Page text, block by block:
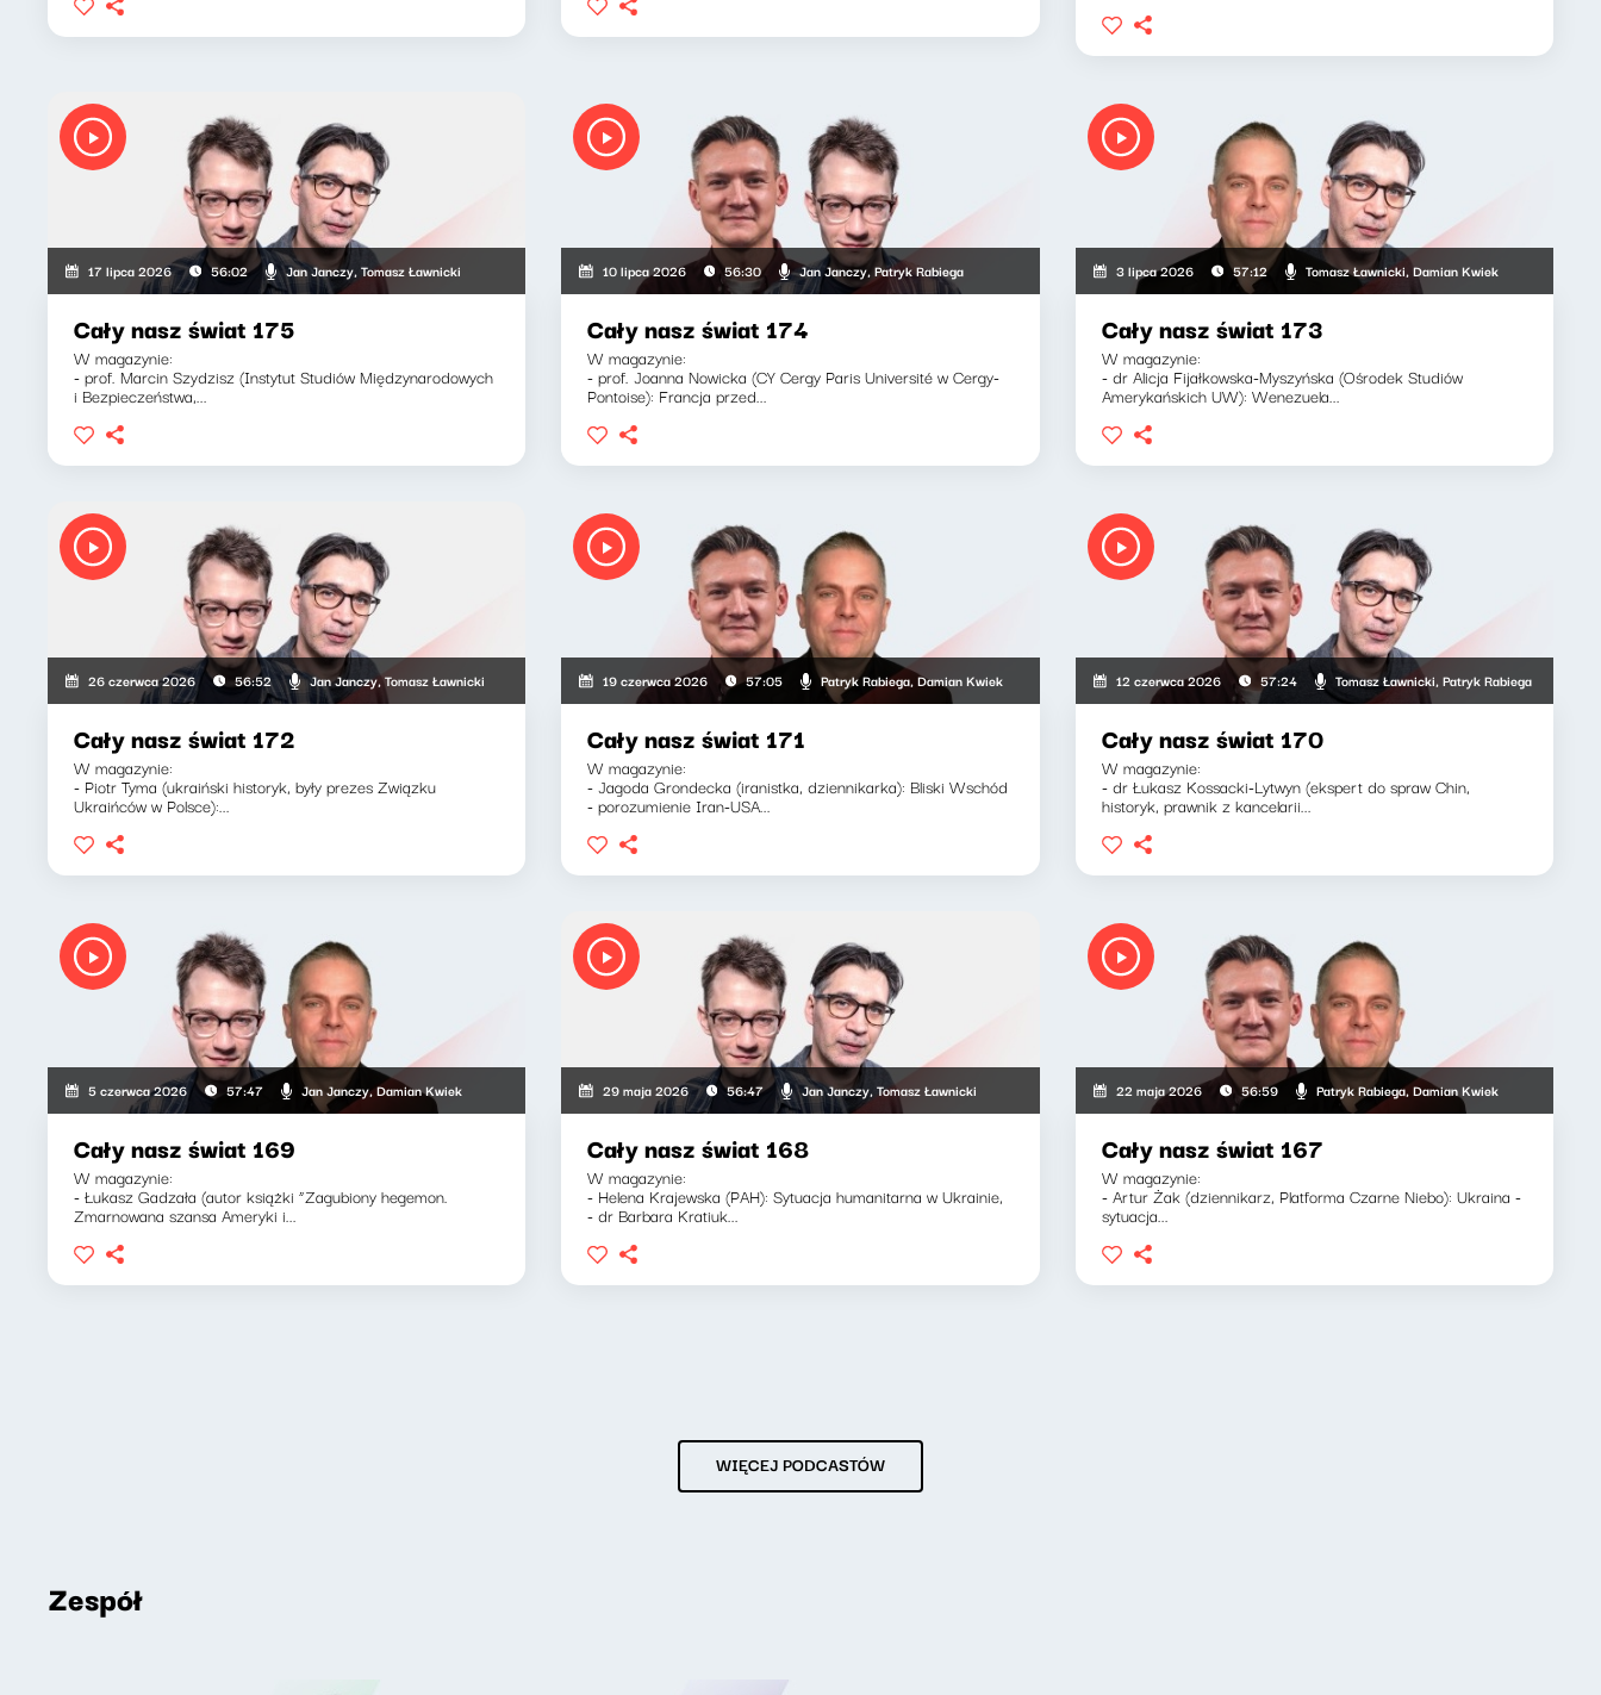
17 lipca 2026 56:02 Jan Janczy, Tomasz Ławnicki
Cały nasz świat 175
W magazynie:
- prof. Marcin Szydzisz (Instytut Studiów Międzynarodowych
i Bezpieczeństwa,...
10 lipca 2026 56:30 Jan Janczy, Patryk Rabiega
Cały nasz świat 174
W magazynie:
- prof. Joanna Nowicka (CY Cergy Paris Université w Cergy-
Pontoise): Francja przed...
3 lipca 2026 57:12 Tomasz Ławnicki, Damian Kwiek
Cały nasz świat 173
W magazynie:
- dr Alicja Fijałkowska-Myszyńska (Ośrodek Studiów
Amerykańskich UW): Wenezuela...
26 czerwca 2026 56:52 Jan Janczy, Tomasz Ławnicki
Cały nasz świat 172
W magazynie:
- Piotr Tyma (ukraiński historyk, były prezes Związku
Ukraińców w Polsce):...
19 czerwca 2026 57:05 Patryk Rabiega, Damian Kwiek
Cały nasz świat 171
W magazynie:
- Jagoda Grondecka (iranistka, dziennikarka): Bliski Wschód
- porozumienie Iran-USA...
12 czerwca 2026 57:24 Tomasz Ławnicki, Patryk Rabiega
Cały nasz świat 170
W magazynie:
- dr Łukasz Kossacki-Lytwyn (ekspert do spraw Chin,
historyk, prawnik z kancelarii...
5 czerwca 2026 57:47 Jan Janczy, Damian Kwiek
Cały nasz świat 169
W magazynie:
- Łukasz Gadzała (autor książki “Zagubiony hegemon.
Zmarnowana szansa Ameryki i...
29 maja 2026 56:47 Jan Janczy, Tomasz Ławnicki
Cały nasz świat 168
W magazynie:
- Helena Krajewska (PAH): Sytuacja humanitarna w Ukrainie,
- dr Barbara Kratiuk...
22 maja 2026 56:59 Patryk Rabiega, Damian Kwiek
Cały nasz świat 167
W magazynie:
- Artur Żak (dziennikarz, Platforma Czarne Niebo): Ukraina -
sytuacja...
WIĘCEJ PODCASTÓW
Zespół